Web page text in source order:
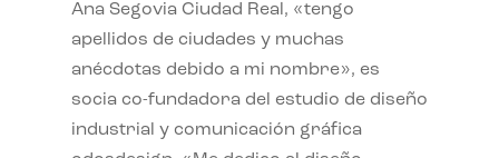
Ana Segovia Ciudad Real, «tengo
apellidos de ciudades y muchas
anécdotas debido a mi nombre», es
socia co-fundadora del estudio de diseño
industrial y comunicación gráfica